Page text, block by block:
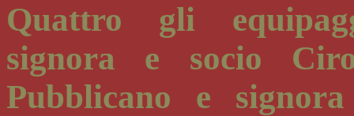
Quattro gli
signora e socio
Pubblicano e